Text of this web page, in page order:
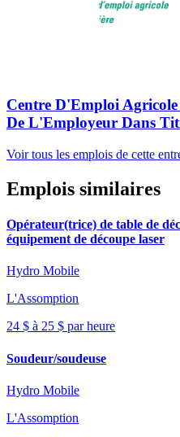
Centre D'Emploi
De L'Employeur Dans
Voir tous les emplois de cette
Emplois similaires
Opérateur(trice) de table de
équipement de découpe laser
Hydro Mobile
L'Assomption
24 $ à 25 $ par heure
Soudeur/soudeuse
Hydro Mobile
L'Assomption